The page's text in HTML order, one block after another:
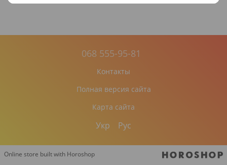
068 555-95-81
Контакты
Полная версия сайта
Карта сайта
Укр Рус
Online store built with Horoshop